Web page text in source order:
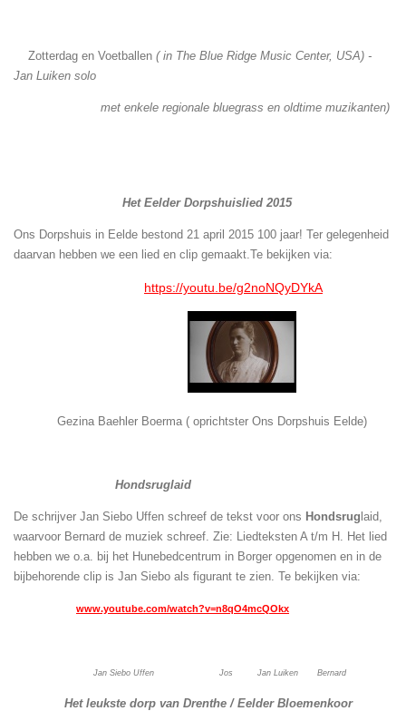
Zotterdag en Voetballen ( in The Blue Ridge Music Center, USA) -
Jan Luiken solo
met enkele regionale bluegrass en oldtime muzikanten)
Het Eelder Dorpshuislied 2015
Ons Dorpshuis in Eelde bestond 21 april 2015 100 jaar! Ter gelegenheid
daarvan hebben we een lied en clip gemaakt.Te bekijken via:
https://youtu.be/g2noNQyDYkA
Gezina Baehler Boerma ( oprichtster Ons Dorpshuis Eelde)
Hondsruglaid
De schrijver Jan Siebo Uffen schreef de tekst voor ons Hondsruglaid,
waarvoor Bernard de muziek schreef. Zie: Liedteksten A t/m H. Het lied
hebben we o.a. bij het Hunebedcentrum in Borger opgenomen en in de
bijbehorende clip is Jan Siebo als figurant te zien. Te bekijken via:
www.youtube.com/watch?v=n8qO4mcQOkx
Jan Siebo Uffen Jos Jan Luiken Bernard
Het leukste dorp van Drenthe / Eelder Bloemenkoor